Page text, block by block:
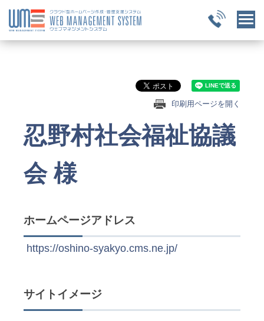
印刷用ページを開く
忍野村社会福祉協議
会 様
ホームページアドレス
https://oshino-syakyo.cms.ne.jp/
サイトイメージ